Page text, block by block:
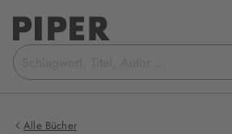
Suchbegriff
eingeben
Alle Bücher